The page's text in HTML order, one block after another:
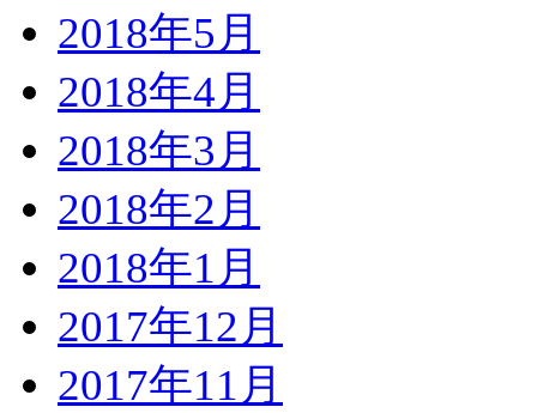
2018年5月
2018年4月
2018年3月
2018年2月
2018年1月
2017年12月
2017年11月